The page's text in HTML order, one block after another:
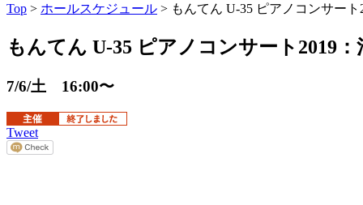
Top > ホールスケジュール > もんてん U-35 ピアノコンサー
もんてん U-35 ピアノコンサート2019
7/6/土 16:00〜
Tweet